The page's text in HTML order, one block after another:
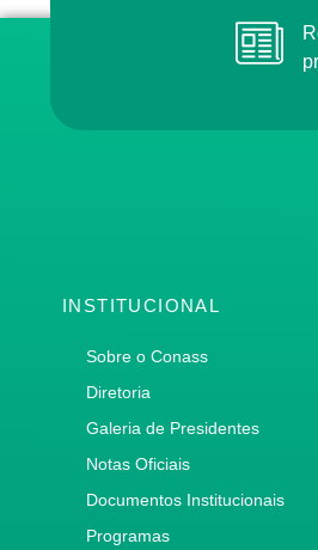
Receba o conteúdo semanal do Conass com as
INSTITUCIONAL
Sobre o Conass
Diretoria
Galeria de Presidentes
Notas Oficiais
Documentos Institucionais
Programas